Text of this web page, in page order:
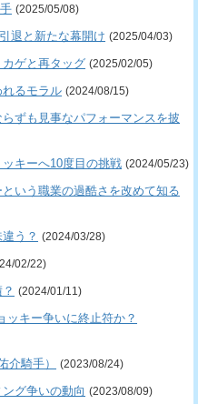
(2025/05/08)
退と新たな幕開け (2025/04/03)
ゲと再タッグ (2025/02/05)
るモラル (2024/08/15)
ずも見事なパフォーマンスを披
キーへ10度目の挑戦 (2024/05/23)
いう職業の過酷さを改めて知る
う？ (2024/03/28)
02/22)
(2024/01/11)
ッキー争いに終止符か？
介騎手） (2023/08/24)
グ争いの動向 (2023/08/09)